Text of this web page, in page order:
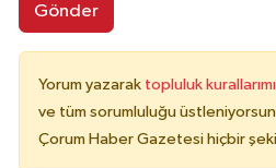
Gönder
Yorum yazarak topluluk
ve tüm sorumluluğu
Çorum Haber Gazetesi hiçbir